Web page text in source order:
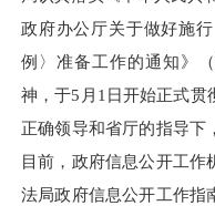
政府办公厅关于做好施
例〉准备工作的通知》
神，于5月1日开始正式贯
正确领导和省厅的指导下
目前，政府信息公开工作
法局政府信息公开工作指